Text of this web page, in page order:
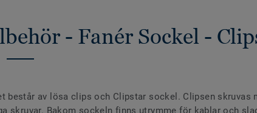
- Fanér Sockel -
av lösa clips och Clipstar sockel. Clipsen skruvas
skruvar. Bakom sockeln finns utrymme för kablar och